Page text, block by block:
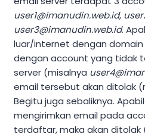
user1@imanudin.web.id,
user3@imanudin.web.id.
luar/internet dengan
dengan account yang tidak
server (misalnya
email tersebut akan ditolak
Begitu juga sebaliknya.
mengirimkan email pada
terdaftar, maka akan ditolak